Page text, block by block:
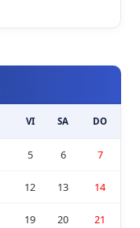
VI SA DO
5 6 7
12 13 14
19 20 21